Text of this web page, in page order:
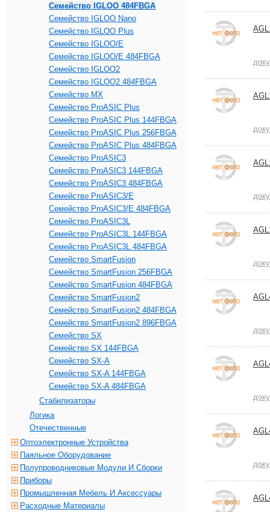
Семейство IGLOO 484FBGA
Семейство IGLOO Nano
Семейство IGLOO Plus
Семейство IGLOO/e
Семейство IGLOO/e 484FBGA
Семейство IGLOO2
Семейство IGLOO2 484FBGA
Семейство MX
Семейство ProASIC Plus
Семейство ProASIC Plus 144FBGA
Семейство ProASIC Plus 256FBGA
Семейство ProASIC Plus 484FBGA
Семейство ProASIC3
Семейство ProASIC3 144FBGA
Семейство ProASIC3 484FBGA
Семейство ProASIC3/E
Семейство ProASIC3/E 484FBGA
Семейство ProASIC3L
Семейство ProASIC3L 144FBGA
Семейство ProASIC3L 484FBGA
Семейство SmartFusion
Семейство SmartFusion 256FBGA
Семейство SmartFusion 484FBGA
Семейство SmartFusion2
Семейство SmartFusion2 484FBGA
Семейство SmartFusion2 896FBGA
Семейство SX
Семейство SX 144FBGA
Семейство SX-A
Семейство SX-A 144FBGA
Семейство SX-A 484FBGA
Стабилизаторы
Логика
Отечественные
Оптоэлектронные Устройства
Паяльное Оборудование
Полупроводниковые Модули И Сборки
Приборы
Промышленная Мебель И Аксессуары
Расходные Материалы